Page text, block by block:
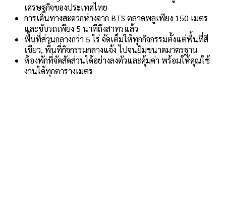
เศรษฐกิจของประเทศไทย
การเดินทางสะดวกห่างจาก BTS ตลาดพลูเพียง 150 เมตร
และขับรถเพียง 5 นาทีถึงสาทรแล้ว
พื้นที่ส่วนกลางกว่า 5 ไร่ จัดเต็มให้ทุกกิจกรรมตั้งแต่พื้นที่สี
เขียว, พื้นที่กิจกรรมกลางแจ้ง ไปจนยิมขนาดมาตรฐาน
ห้องพักที่จัดสัดส่วนได้อย่างลงตัวและคุ้มค่า พร้อมให้คุณใช้
งานได้ทุกตารางเมตร